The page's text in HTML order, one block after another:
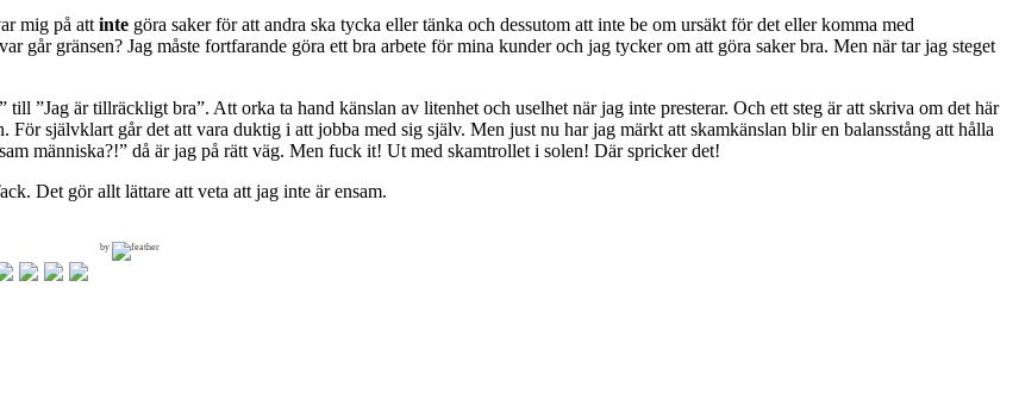
mig på att inte göra saker för att andra ska tycka eller tänka och dessutom att inte be om ursäkt för det eller komma med
går gränsen? Jag måste fortfarande göra ett bra arbete för mina kunder och jag tycker om att göra saker bra. Men när tar jag steget
”Jag är tillräckligt bra”. Att orka ta hand känslan av litenhet och uselhet när jag inte presterar. Och ett steg är att skriva om det här
självklart går det att vara duktig i att jobba med sig själv. Men just nu har jag märkt att skamkänslan blir en balansstång att hålla
människa?!” då är jag på rätt väg. Men fuck it! Ut med skamtrollet i solen! Där spricker det!
Det gör allt lättare att veta att jag inte är ensam.
by